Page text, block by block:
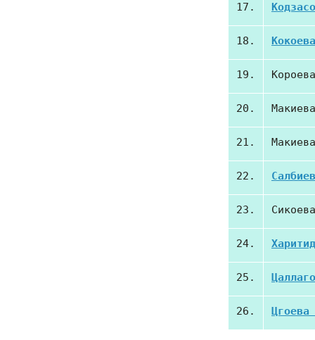
17.
18.
19.
20.
21.
22.
23.
24.
25.
26. Цгоева